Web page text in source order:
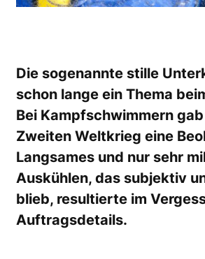
Die sogenannte stille
schon lange ein Thema
Bei Kampfschwimmern
Zweiten Weltkrieg eine
Langsames und nur sehr
Auskühlen, das subjektiv
blieb, resultierte im
Auftragsdetails.